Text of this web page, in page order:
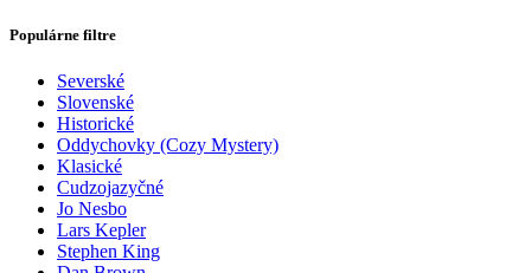
Populárne filtre
Severské
Slovenské
Historické
Oddychovky (Cozy Mystery)
Klasické
Cudzojazyčné
Jo Nesbo
Lars Kepler
Stephen King